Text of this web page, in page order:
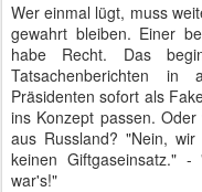
Wer einmal lügt, muss
gewahrt bleiben. Einer
habe Recht. Das
Tatsachenberichten in
Präsidenten sofort als
ins Konzept passen.
aus Russland? "Nein,
keinen Giftgaseinsatz."
war's!"